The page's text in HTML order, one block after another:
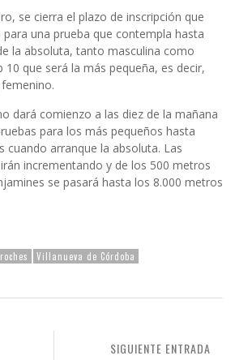
se cierra el plazo de inscripción que
una prueba que contempla hasta
la absoluta, tanto masculina como
que será la más pequeña, es decir,
dará comienzo a las diez de la mañana
para los más pequeños hasta
cuando arranque la absoluta. Las
incrementando y de los 500 metros
se pasará hasta los 8.000 metros
Villanueva de Córdoba
SIGUIENTE ENTRADA